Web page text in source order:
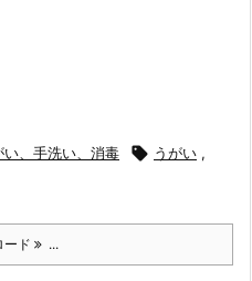
い、手洗い、消毒  うがい ,
ード ...